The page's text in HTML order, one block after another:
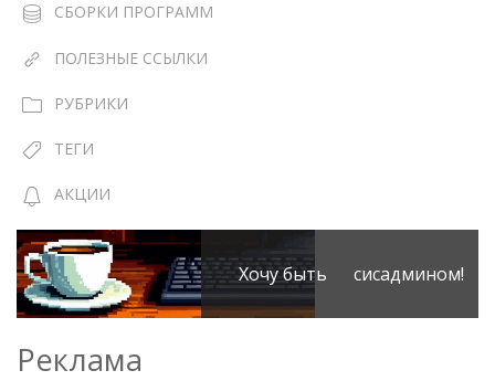
СБОРКИ ПРОГРАММ
ПОЛЕЗНЫЕ ССЫЛКИ
РУБРИКИ
ТЕГИ
АКЦИИ
Хочу быть сисадмином!
Реклама